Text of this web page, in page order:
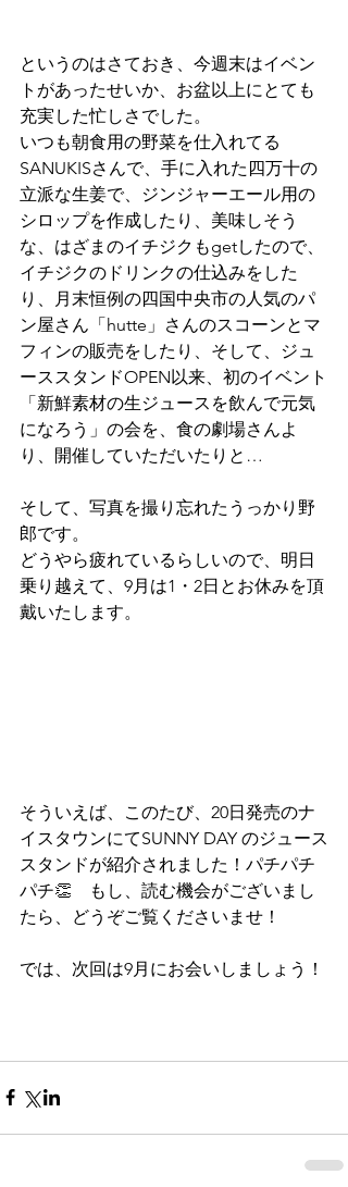
というのはさておき、今週末はイベン
トがあったせいか、お盆以上にとても
充実した忙しさでした。
いつも朝食用の野菜を仕入れてる
SANUKISさんで、手に入れた四万十の
立派な生姜で、ジンジャーエール用の
シロップを作成したり、美味しそう
な、はざまのイチジクもgetしたので、
イチジクのドリンクの仕込みをした
り、月末恒例の四国中央市の人気のパ
ン屋さん「hutte」さんのスコーンとマ
フィンの販売をしたり、そして、ジュ
ーススタンドOPEN以来、初のイベント
「新鮮素材の生ジュースを飲んで元気
になろう」の会を、食の劇場さんよ
り、開催していただいたりと…
そして、写真を撮り忘れたうっかり野
郎です。
どうやら疲れているらしいので、明日
乗り越えて、9月は1・2日とお休みを頂
戴いたします。
そういえば、このたび、20日発売のナ
イスタウンにてSUNNY DAY のジュース
スタンドが紹介されました！パチパチ
パチ👏　もし、読む機会がございまし
たら、どうぞご覧くださいませ！
では、次回は9月にお会いしましょう！